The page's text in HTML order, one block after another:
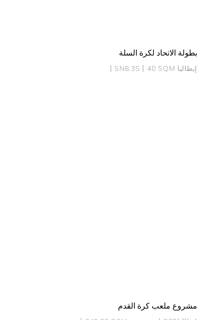
بطولة الاتحاد لكرة السلة
إيطاليا 丨SN8.3S丨40 SQM
مشروع ملعب كرة القدم